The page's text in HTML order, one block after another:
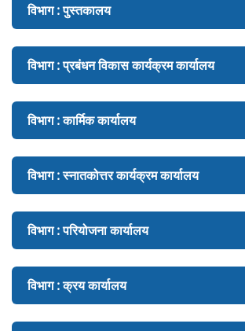
विभाग : पुस्तकालय
विभाग : प्रबंधन विकास कार्यक्रम कार्यालय
विभाग : कार्मिक कार्यालय
विभाग : स्नातकोत्तर कार्यक्रम कार्यालय
विभाग : परियोजना कार्यालय
विभाग : क्रय कार्यालय